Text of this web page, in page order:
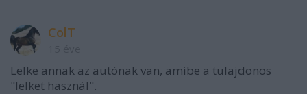
ColT
Lelke annak az autónak van, amibe a tulajdonos
"lelket használ".